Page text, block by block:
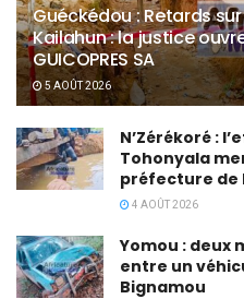
Guéckédou : Retards
Kailahun : la justice
GUICOPRES SA
5 AOÛT 2026
N’Zérékoré :
Tohonyala
préfecture de
4 AOÛT 2026
Yomou : deux
entre un
Bignamou